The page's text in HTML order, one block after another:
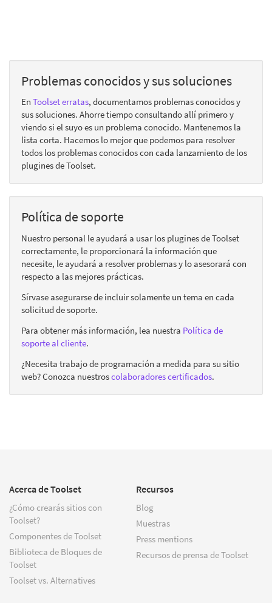
Problemas conocidos y sus soluciones
En Toolset erratas, documentamos problemas conocidos y
sus soluciones. Ahorre tiempo consultando allí primero y
viendo si el suyo es un problema conocido. Mantenemos la
lista corta. Hacemos lo mejor que podemos para resolver
todos los problemas conocidos con cada lanzamiento de los
plugines de Toolset.
Política de soporte
Nuestro personal le ayudará a usar los plugines de Toolset
correctamente, le proporcionará la información que
necesite, le ayudará a resolver problemas y lo asesorará con
respecto a las mejores prácticas.
Sírvase asegurarse de incluir solamente un tema en cada
solicitud de soporte.
Para obtener más información, lea nuestra Política de
soporte al cliente.
¿Necesita trabajo de programación a medida para su sitio
web? Conozca nuestroscolaboradores certificados.
Acerca de Toolset
¿Cómo crearás sitios con
Toolset?
Componentes de Toolset
Biblioteca de Bloques de
Toolset
Toolset vs. Alternatives
Recursos
Blog
Muestras
Press mentions
Recursos de prensa de Toolset